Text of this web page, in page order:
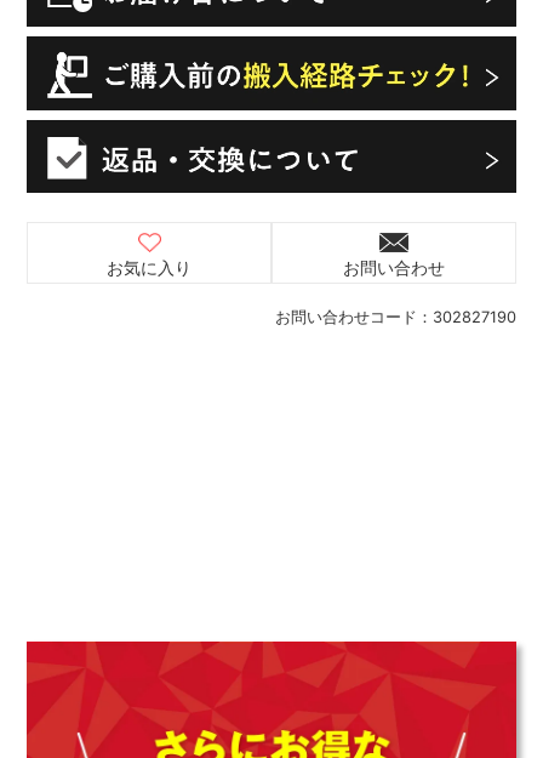
お問い合わせコード： 302827190
お気に入り お問い合わせ